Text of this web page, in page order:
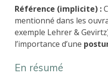
Référence (implicite) :
mentionné dans les
exemple Lehrer &
l’importance d’une
En résumé